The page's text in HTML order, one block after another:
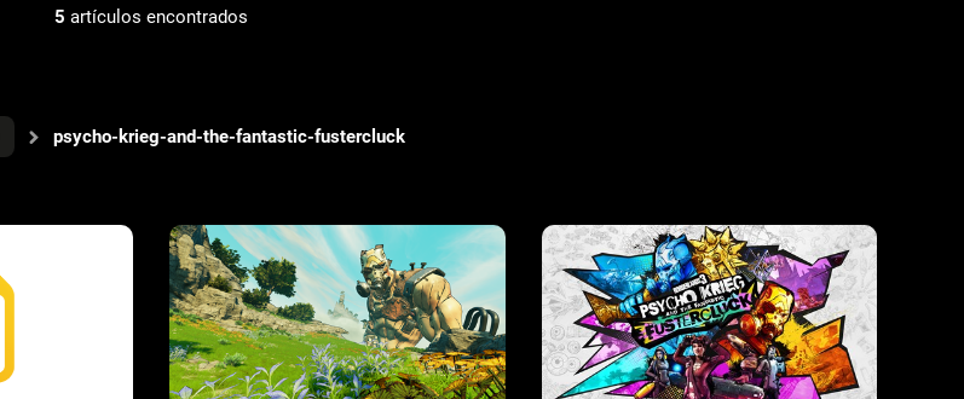
5 artículos encontrados
psycho-krieg-and-the-fantastic-fustercluck